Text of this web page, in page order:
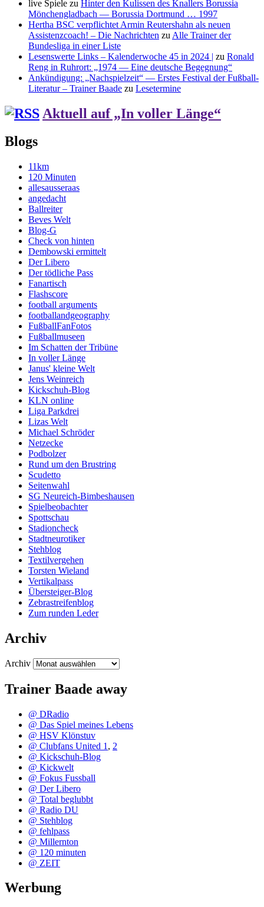
live Spiele zu Hinter den Kulissen des Knallers Borussia
Mönchengladbach — Borussia Dortmund … 1997
Hertha BSC verpflichtet Armin Reutershahn als neuen
Assistenzcoach! – Die Nachrichten zu Alle Trainer der
Bundesliga in einer Liste
Lesenswerte Links – Kalenderwoche 45 in 2024 | zu Ronald
Reng in Ruhrort: „1974 — Eine deutsche Begegnung“
Ankündigung: „Nachspielzeit“ — Erstes Festival der Fußball-
Literatur – Trainer Baade zu Lesetermine
Aktuell auf „In voller Länge“
Blogs
11km
120 Minuten
allesausseraas
angedacht
Ballreiter
Beves Welt
Blog-G
Check von hinten
Dembowski ermittelt
Der Libero
Der tödliche Pass
Fanartisch
Flashscore
football arguments
footballandgeography
FußballFanFotos
Fußballmuseen
Im Schatten der Tribüne
In voller Länge
Janus' kleine Welt
Jens Weinreich
Kickschuh-Blog
KLN online
Liga Parkdrei
Lizas Welt
Michael Schröder
Netzecke
Podbolzer
Rund um den Brustring
Scudetto
Seitenwahl
SG Neureich-Bimbeshausen
Spielbeobachter
Spottschau
Stadioncheck
Stadtneurotiker
Stehblog
Textilvergehen
Torsten Wieland
Vertikalpass
Übersteiger-Blog
Zebrastreifenblog
Zum runden Leder
Archiv
Archiv
Trainer Baade away
@ DRadio
@ Das Spiel meines Lebens
@ HSV Klönstuv
@ Clubfans United 1 , 2
@ Kickschuh-Blog
@ Kickwelt
@ Fokus Fussball
@ Der Libero
@ Total beglubbt
@ Radio DU
@ Stehblog
@ fehlpass
@ Millernton
@ 120 minuten
@ ZEIT
Werbung